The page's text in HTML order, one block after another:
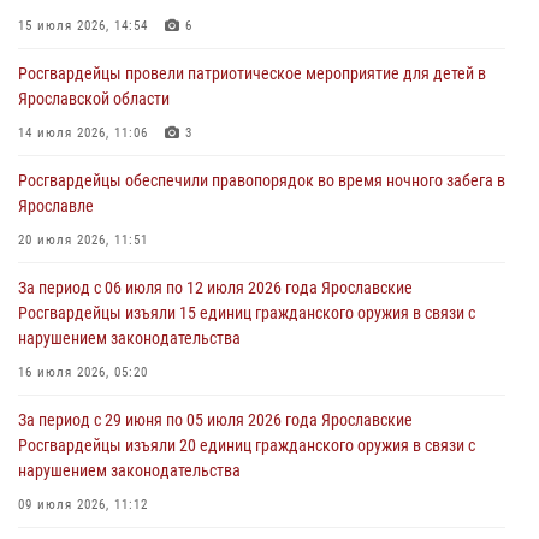
03 августа 2026, 07:09
Росгвардейцы оказали помощь беременной женщине во время
празднования Дня ВДВ в Ярославле
03 августа 2026, 06:20
За период с 20 июля по 26 июля 2026 года Ярославские
Росгвардейцы изъяли 41 единицу гражданского оружия в связи с
нарушением законодательства
В региональном управлении Росгвардии состоялся молебен,
приуроченный к празднику Крещения Руси
28 июля 2026, 14:56
15 июля 2026, 14:54 6
Росгвардейцы провели патриотическое мероприятие для детей в
Ярославской области
14 июля 2026, 11:06 3
Росгвардейцы обеспечили правопорядок во время ночного забега в
Ярославле
20 июля 2026, 11:51
За период с 06 июля по 12 июля 2026 года Ярославские
Росгвардейцы изъяли 15 единиц гражданского оружия в связи с
нарушением законодательства
16 июля 2026, 05:20
За период с 29 июня по 05 июля 2026 года Ярославские
Росгвардейцы изъяли 20 единиц гражданского оружия в связи с
нарушением законодательства
09 июля 2026, 11:12